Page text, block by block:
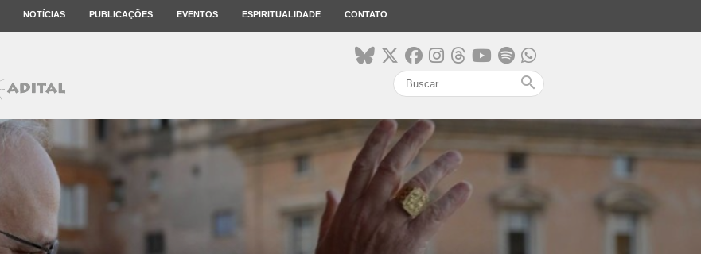
NOTÍCIAS PUBLICAÇÕES EVENTOS ESPIRITUALIDADE CONTATO
search